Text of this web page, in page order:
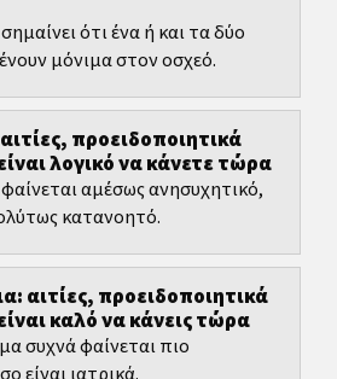
ότι ένα ή και τα δύο
μόνιμα στον οσχεό.
προειδοποιητικά
λογικό να κάνετε τώρα
αμέσως ανησυχητικό,
κατανοητό.
αιτίες, προειδοποιητικά
καλό να κάνεις τώρα
συχνά φαίνεται πιο